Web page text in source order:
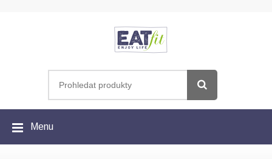
Menu